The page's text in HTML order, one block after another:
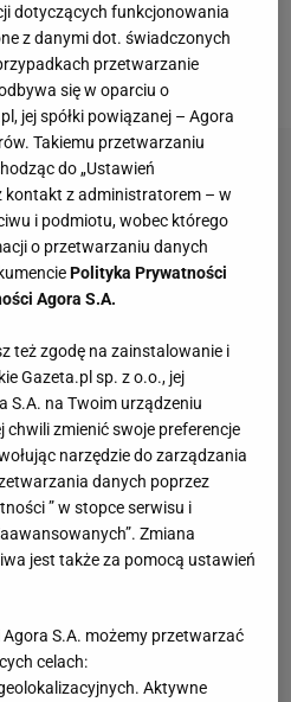
inspiracją dla
cieszył się Jacek
KS Raszyn.
dotyczących funkcjonowania
z danymi dot. świadczonych
przetwarzanie
się w oparciu o
jej spółki powiązanej – Agora
Takiemu przetwarzaniu
do „Ustawień
kontakt z administratorem – w
i podmiotu, wobec którego
o przetwarzaniu danych
Polityka Prywatności
Agora S.A.
też zgodę na zainstalowanie i
Gazeta.pl sp. z o.o., jej
S.A. na Twoim urządzeniu
chwili zmienić swoje preferencje
narzędzie do zarządzania
danych poprzez
” w stopce serwisu i
Zmiana
jest także za pomocą ustawień
S.A. możemy przetwarzać
celach:
Aktywne